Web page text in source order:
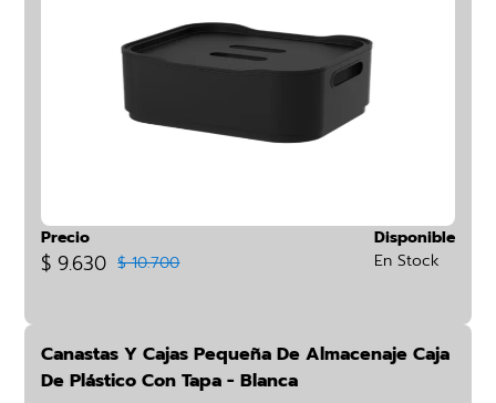
Precio
$ 9.630 $ 10.700
Disponible
En Stock
Canastas Y Cajas Pequeña De Almacenaje Caja
De Plástico Con Tapa - Blanca